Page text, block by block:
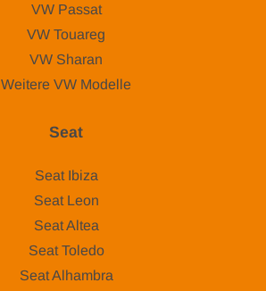
VW Passat
VW Touareg
VW Sharan
Weitere VW Modelle
Seat
Seat Ibiza
Seat Leon
Seat Altea
Seat Toledo
Seat Alhambra